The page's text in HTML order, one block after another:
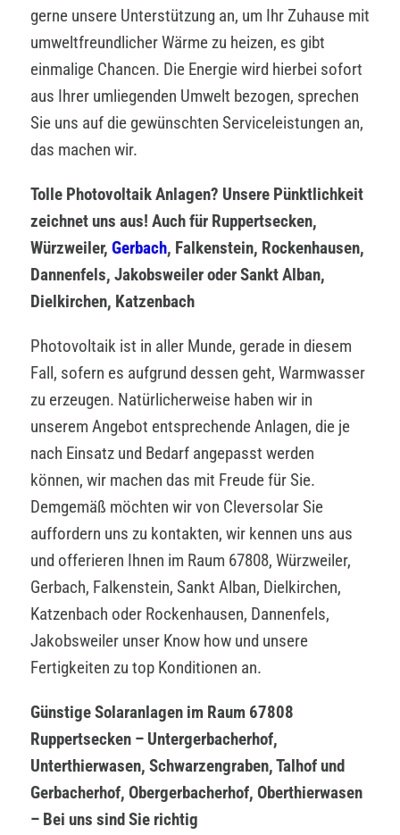
gerne unsere Unterstützung an, um Ihr Zuhause mit
umweltfreundlicher Wärme zu heizen, es gibt
einmalige Chancen. Die Energie wird hierbei sofort
aus Ihrer umliegenden Umwelt bezogen, sprechen
Sie uns auf die gewünschten Serviceleistungen an,
das machen wir.
Tolle Photovoltaik Anlagen? Unsere Pünktlichkeit
zeichnet uns aus! Auch für Ruppertsecken,
Würzweiler, Gerbach, Falkenstein, Rockenhausen,
Dannenfels, Jakobsweiler oder Sankt Alban,
Dielkirchen, Katzenbach
Photovoltaik ist in aller Munde, gerade in diesem
Fall, sofern es aufgrund dessen geht, Warmwasser
zu erzeugen. Natürlicherweise haben wir in
unserem Angebot entsprechende Anlagen, die je
nach Einsatz und Bedarf angepasst werden
können, wir machen das mit Freude für Sie.
Demgemäß möchten wir von Cleversolar Sie
auffordern uns zu kontakten, wir kennen uns aus
und offerieren Ihnen im Raum 67808, Würzweiler,
Gerbach, Falkenstein, Sankt Alban, Dielkirchen,
Katzenbach oder Rockenhausen, Dannenfels,
Jakobsweiler unser Know how und unsere
Fertigkeiten zu top Konditionen an.
Günstige Solaranlagen im Raum 67808
Ruppertsecken – Untergerbacherhof,
Unterthierwasen, Schwarzengraben, Talhof und
Gerbacherhof, Obergerbacherhof, Oberthierwasen
– Bei uns sind Sie richtig